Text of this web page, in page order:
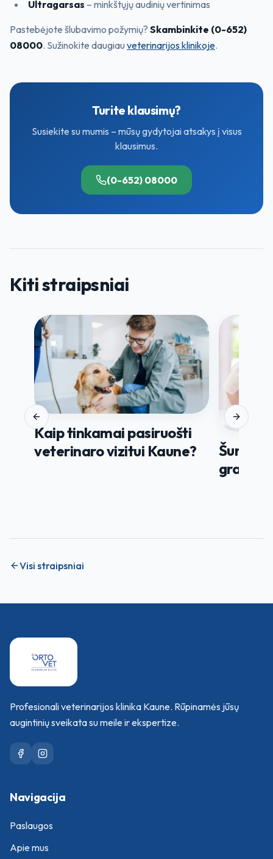
Ultragarsas – minkštųjų audinių vertinimas
Pastebėjote šlubavimo požymių? Skambinkite (0-652)
08000. Sužinokite daugiau veterinarijos klinikoje.
Turite klausimų?
Susiekite su mumis – mūsų gydytojai atsakys į visus
klausimus.
(0-652) 08000
Kiti straipsniai
Kaip tinkamai pasiruošti
veterinaro vizitui Kaune?
Šunų
Previous slide Next
Visi straipsniai
Profesionali veterinarijos klinika Kaune. Rūpinamės jūsų
augintinių sveikata su meile ir ekspertize.
Navigacija
Paslaugos
Apie mus